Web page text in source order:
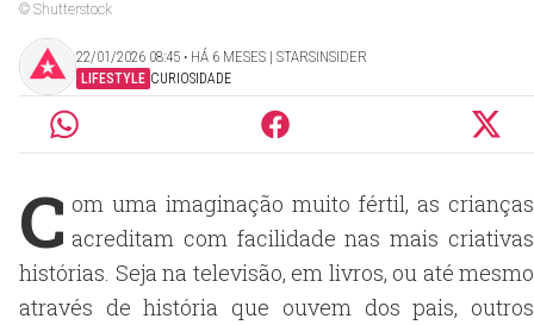
© Shutterstock
22/01/2026 08:45 ‧ HÁ 6 MESES | STARSINSIDER
LIFESTYLE CURIOSIDADE
C om uma imaginação muito fértil, as crianças
acreditam com facilidade nas mais criativas
histórias. Seja na televisão, em livros, ou até mesmo
através de história que ouvem dos pais, outros